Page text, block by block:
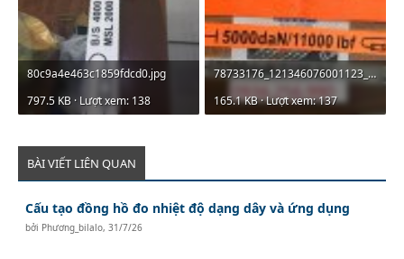
80c9a4e463c1859fdcd0.jpg
797.5 KB · Lượt xem: 138
78733176_121346076001123_5167608009488072704_o.jpg
165.1 KB · Lượt xem: 137
BÀI VIẾT LIÊN QUAN
Cấu tạo đồng hồ đo nhiệt độ dạng dây và ứng dụng
bởi Phương_bilalo,31/7/26